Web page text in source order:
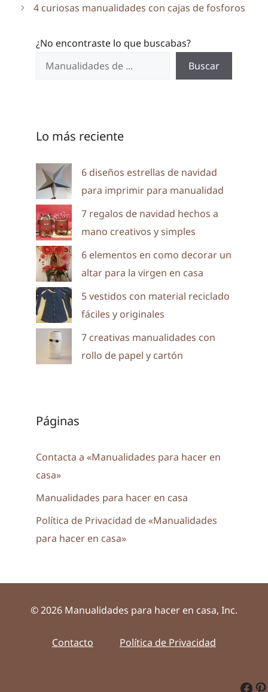
4 curiosas manualidades con cajas de fosforos
¿No encontraste lo que buscabas?
Buscar
Lo más reciente
6 diseños estrellas de navidad
para imprimir para manualidad
7 regalos de navidad hechos a
mano creativos y simples
6 elementos en como decorar un
altar para la virgen en casa
5 vestidos con material reciclado
fáciles y originales
7 creativas manualidades con
rollo de papel y cartón
Páginas
Contacta a «Manualidades para hacer en
casa»
Manualidades para hacer en casa
Política de Privacidad de «Manualidades
para hacer en casa»
© 2026 Manualidades para hacer en casa, Inc.
Contacto Política de Privacidad